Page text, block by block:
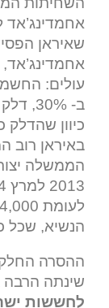
שאיראן
ב-
כיוון שהדלק
באיראן רוב
הנשיא, שכל
ההסרה
שינתה הרבה
לחששות